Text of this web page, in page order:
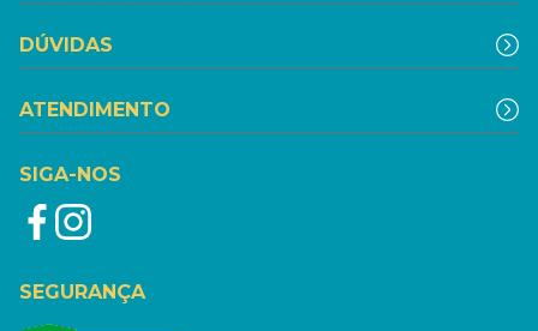
DÚVIDAS
ATENDIMENTO
SIGA-NOS
SEGURANÇA